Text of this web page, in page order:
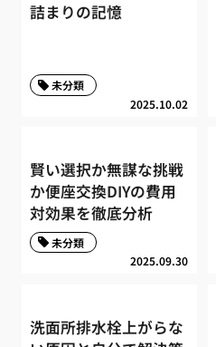
詰まりの記憶
2025.10.02
未分類
賢い選択か無謀な挑戦
か便座交換DIYの費用
対効果を徹底分析
2025.09.30
未分類
洗面所排水栓上がらな